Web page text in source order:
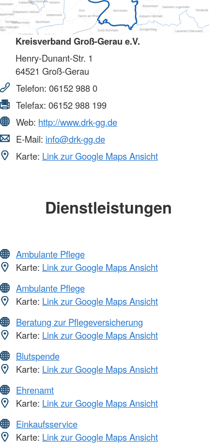
Kreisverband Groß-Gerau e.V.
Henry-Dunant-Str. 1
64521 Groß-Gerau
Telefon: 06152 988 0
Telefax: 06152 988 199
Web: http://www.drk-gg.de
E-Mail: info@drk-gg.de
Karte: Link zur Google Maps Ansicht
Dienstleistungen
Ambulante Pflege
Karte: Link zur Google Maps Ansicht
Ambulante Pflege
Karte: Link zur Google Maps Ansicht
Beratung zur Pflegeversicherung
Karte: Link zur Google Maps Ansicht
Blutspende
Karte: Link zur Google Maps Ansicht
Ehrenamt
Karte: Link zur Google Maps Ansicht
Einkaufsservice
Karte: Link zur Google Maps Ansicht